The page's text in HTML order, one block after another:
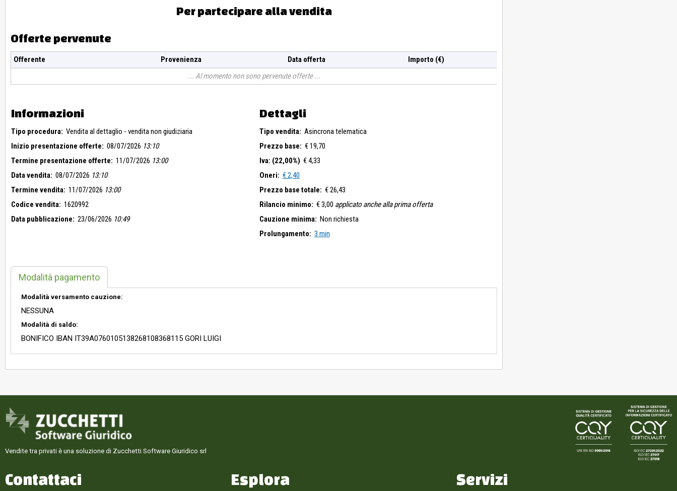
Per partecipare alla vendita
Offerte pervenute
Offerente Provenienza Data offerta
Importo (€)
Al momento non sono pervenute offerte
Informazioni
Tipo procedura: Vendita al dettaglio - vendita non giudiziaria
Inizio presentazione offerte: 08/07/2026 13:10
Termine presentazione offerte: 11/07/2026 13:00
Data vendita: 08/07/2026 13:10
Termine vendita: 11/07/2026 13:00
Codice vendita: 1620992
Data pubblicazione: 23/06/2026 10:49
Dettagli
Tipo vendita: Asincrona telematica
Prezzo base: € 19,70
Iva: (22,00%) € 4,33
Oneri: € 2,40
Prezzo base totale: € 26,43
Rilancio minimo: € 3,00 applicato anche alla prima offerta
Cauzione minima: Non richiesta
Prolungamento: 3 min
Modalità pagamento
Modalità versamento cauzione:
NESSUNA
Modalità di saldo:
BONIFICO IBAN IT39A0760105138268108368115 GORI LUIGI
Vendite tra privati è una soluzione di Zucchetti Software Giuridico srl
Contattaci Esplora Servizi